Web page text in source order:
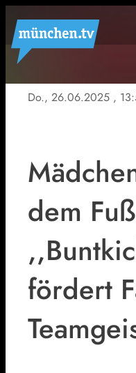
Do., 26.06.2025 ,
dem
fördert